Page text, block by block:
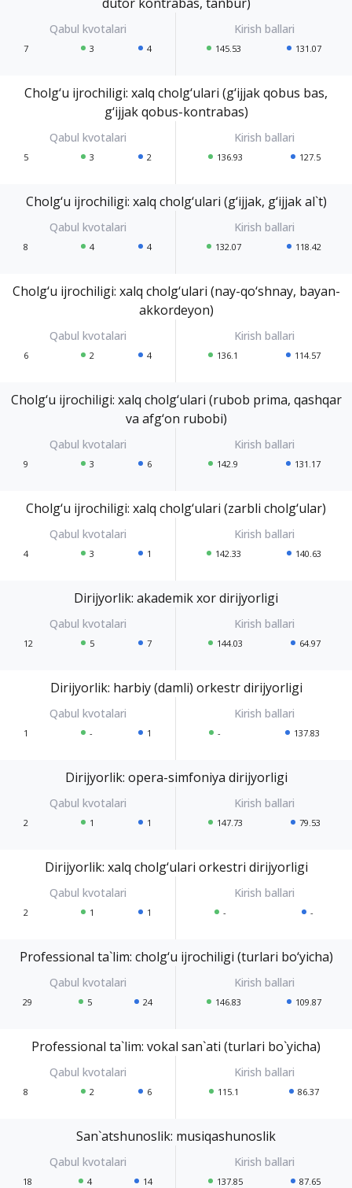
7 3 4 145.53 131.07
Cholg‘u ijrochiligi: xalq cholg‘ulari (g‘ijjak qobus bas,
g‘ijjak qobus-kontrabas)
5 3 2 136.93 127.5
Cholg‘u ijrochiligi: xalq cholg‘ulari (g‘ijjak, g‘ijjak al`t)
8 4 4 132.07 118.42
Cholg‘u ijrochiligi: xalq cholg‘ulari (nay-qo‘shnay, bayan-
akkordeyon)
6 2 4 136.1 114.57
Cholg‘u ijrochiligi: xalq cholg‘ulari (rubob prima, qashqar
va afg‘on rubobi)
9 3 6 142.9 131.17
Cholg‘u ijrochiligi: xalq cholg‘ulari (zarbli cholg‘ular)
4 3 1 142.33 140.63
Dirijyorlik: akademik xor dirijyorligi
12 5 7 144.03 64.97
Dirijyorlik: harbiy (damli) orkestr dirijyorligi
1 - 1 - 137.83
Dirijyorlik: opera-simfoniya dirijyorligi
2 1 1 147.73 79.53
Dirijyorlik: xalq cholg‘ulari orkestri dirijyorligi
2 1 1 - -
Professional ta`lim: cholg‘u ijrochiligi (turlari bo‘yicha)
29 5 24 146.83 109.87
Professional ta`lim: vokal san`ati (turlari bo`yicha)
8 2 6 115.1 86.37
San`atshunoslik: musiqashunoslik
18 4 14 137.85 87.65